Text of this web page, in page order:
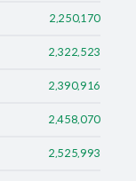
2,250,170
2,322,523
2,390,916
2,458,070
2,525,993